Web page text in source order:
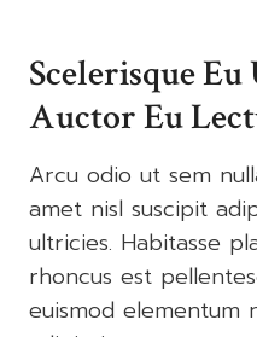
Scelerisque
Auctor Eu
Arcu odio ut sem
amet nisl suscipit
ultricies. Habitasse
rhoncus est
euismod elementum